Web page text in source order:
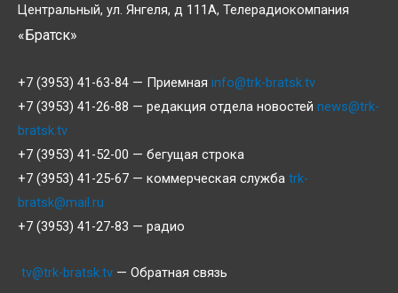
Центральный, ул. Янгеля, д 111А, Телерадиокомпания
«Братск»
+7 (3953) 41-63-84 — Приемная info@trk-bratsk.tv
+7 (3953) 41-26-88 — редакция отдела новостей news@trk-
bratsk.tv
+7 (3953) 41-52-00 — бегущая строка
+7 (3953) 41-25-67 — коммерческая служба trk-
bratsk@mail.ru
+7 (3953) 41-27-83 — радио
tv@trk-bratsk.tv — Обратная связь